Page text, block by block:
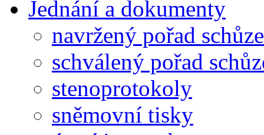
Jednání a dokumenty
navržený pořad schůze
schválený pořad
stenoprotokoly
sněmovní tisky